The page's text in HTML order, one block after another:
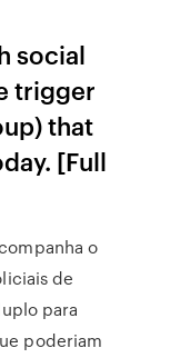
social
trigger
that
[Full
o
de
para
poderiam